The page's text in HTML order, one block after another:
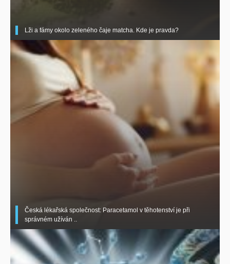
Lži a fámy okolo zeleného čaje matcha. Kde je pravda?
Česká lékařská společnost: Paracetamol v těhotenství je při
správném užíván ..